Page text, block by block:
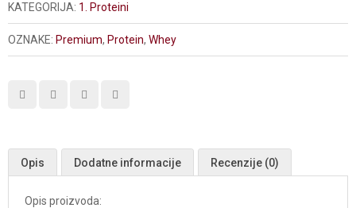
KATEGORIJA: 1. Proteini
OZNAKE: Premium, Protein, Whey
Opis Dodatne informacije Recenzije (0)
Opis proizvoda: